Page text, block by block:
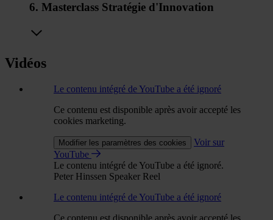
6. Masterclass Stratégie d'Innovation
Vidéos
Le contenu intégré de YouTube a été ignoré
Ce contenu est disponible après avoir accepté les
cookies marketing.
Modifier les paramètres des cookies
Voir sur
YouTube
Le contenu intégré de YouTube a été ignoré.
Peter Hinssen Speaker Reel
Le contenu intégré de YouTube a été ignoré
Ce contenu est disponible après avoir accepté les